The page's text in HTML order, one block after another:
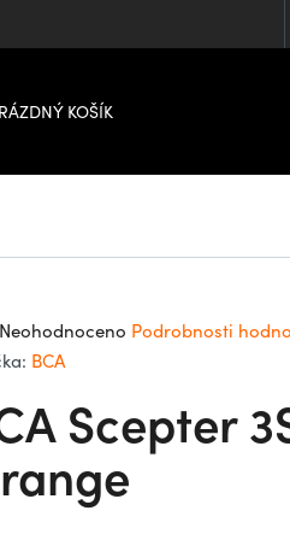
KOŠÍK
Scepter
Neohodnoceno Podrobnosti
BCA